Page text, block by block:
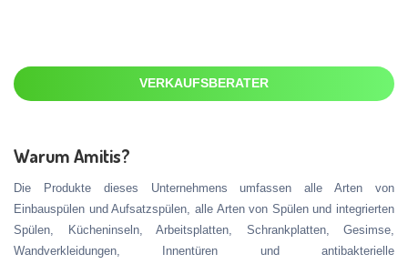
VERKAUFSBERATER
Warum Amitis?
Die Produkte dieses Unternehmens umfassen alle Arten von
Einbauspülen und Aufsatzspülen, alle Arten von Spülen und integrierten
Spülen, Kücheninseln, Arbeitsplatten, Schrankplatten, Gesimse,
Wandverkleidungen, Innentüren und antibakterielle